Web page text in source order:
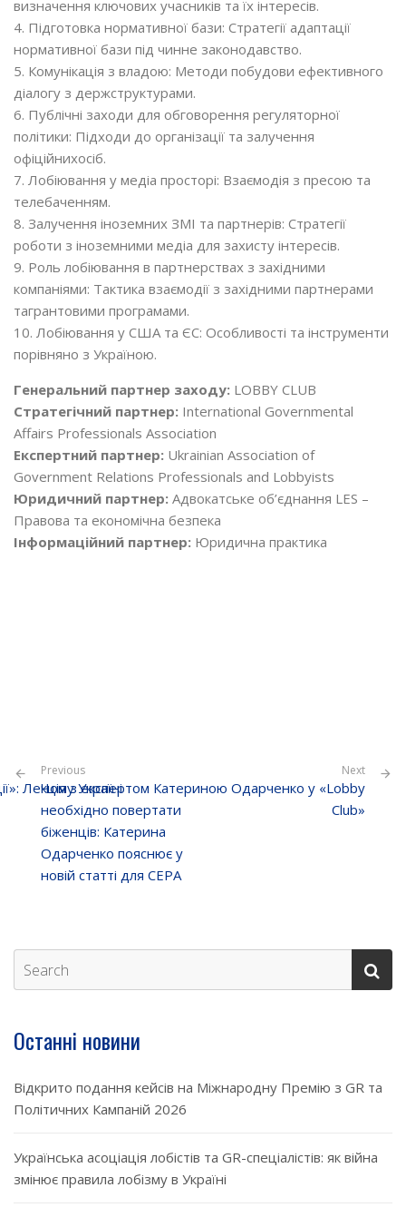
визначення ключових учасників та їх інтересів.
4. Підготовка нормативної бази: Стратегії адаптації
нормативної бази під чинне законодавство.
5. Комунікація з владою: Методи побудови ефективного
діалогу з держструктурами.
6. Публічні заходи для обговорення регуляторної
політики: Підходи до організації та залучення
офіційнихосіб.
7. Лобіювання у медіа просторі: Взаємодія з пресою та
телебаченням.
8. Залучення іноземних ЗМІ та партнерів: Стратегії
роботи з іноземними медіа для захисту інтересів.
9. Роль лобіювання в партнерствах з західними
компаніями: Тактика взаємодії з західними партнерами
тагрантовими програмами.
10. Лобіювання у США та ЄС: Особливості та інструменти
порівняно з Україною.
Генеральний партнер заходу: LOBBY CLUB
Стратегічний партнер: International Governmental
Affairs Professionals Association
Експертний партнер: Ukrainian Association of
Government Relations Professionals and Lobbyists
Юридичний партнер: Адвокатське об’єднання LES –
Правова та економічна безпека
Iнформаційний партнер: Юридична практика
Previous
Чому Україні
необхідно повертати
біженців: Катерина
Одарченко пояснює у
новій статті для CEPA
Next
Лекція з експертом Катериною Одарченко у «Lobby
Club»
Останні новини
Відкрито подання кейсів на Міжнародну Премію з GR та
Політичних Кампаній 2026
Українська асоціація лобістів та GR-спеціалістів: як війна
змінює правила лобізму в Україні